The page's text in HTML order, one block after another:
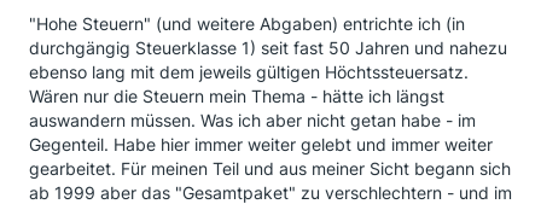
"Hohe Steuern" (und weitere Abgaben) entrichte ich (in
durchgängig Steuerklasse 1) seit fast 50 Jahren und nahezu
ebenso lang mit dem jeweils gültigen Höchtssteuersatz.
Wären nur die Steuern mein Thema - hätte ich längst
auswandern müssen. Was ich aber nicht getan habe - im
Gegenteil. Habe hier immer weiter gelebt und immer weiter
gearbeitet. Für meinen Teil und aus meiner Sicht begann sich
ab 1999 aber das "Gesamtpaket" zu verschlechtern - und im